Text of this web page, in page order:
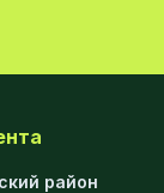
район